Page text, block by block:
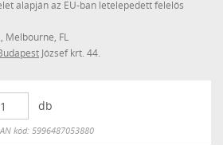
alapján az EU-ban letelepedett felelős
Melbourne, FL
József krt. 44.
db
kód: 5996487053880